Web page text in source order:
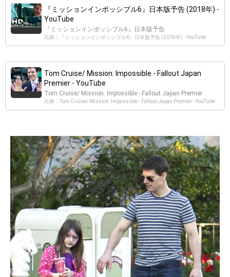
『ミッションインポッシブル6』日本版予告 (2018年) -
YouTube
『ミッションインポッシブル6』日本版予告
出典：『ミッションインポッシブル6』日本版予告 (2018年) - YouTube
Tom Cruise/ Mission: Impossible - Fallout Japan
Premier - YouTube
Tom Cruise/ Mission: Impossible - Fallout Japan Premier
出典：Tom Cruise/ Mission: Impossible - Fallout Japan Premier - YouTube